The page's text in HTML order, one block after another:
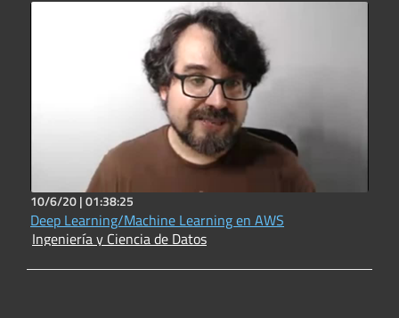
10/6/20 |01:38:25
Deep Learning/Machine Learning en AWS
Ingeniería y Ciencia de Datos